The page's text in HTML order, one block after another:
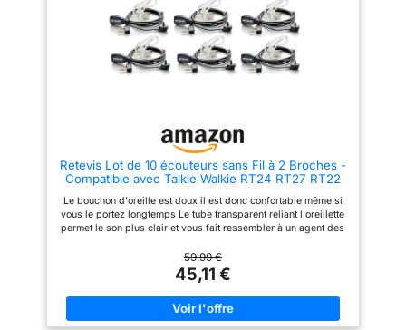
auriculaires (impédance 174
Ohm) offrent un son net, tandis
que le microphone à distance
assure une capture vocale
précise, même dans des
environnements bruyants
【Scènes Polyvalentes】Ces
écouteurs s’adaptent à diverses
de détail, centres commerciaux,
parcs et sont doux pour
protéger les oreilles. Associés à
pour une communication fluide,
Retevis Lot de 10 écouteurs sans Fil à 2 Broches -
Compatible avec Talkie Walkie RT24 RT27 RT22
88S Tyhbelle BF-88E Kenwood
Le bouchon d'oreille est doux il est donc confortable même si
vous le portez longtemps Le tube transparent reliant l'oreillette
permet le son plus clair et vous fait ressembler à un agent des
votre conversation privée Cet écouteur talkie-walkie possède
un microphone à distance avec bouton Push-to-Talk; il suffit
donc d'appuyer sur le bouton PTT et de parler au
microphone;très pratique Le clip ceinture à l'arrière du
microphone peut pivoter à 360 degrés; ce qui vous permet de
le fixer à vos vêtements; ce qui est très commode 2 Broches
59,99 €
45,11 €